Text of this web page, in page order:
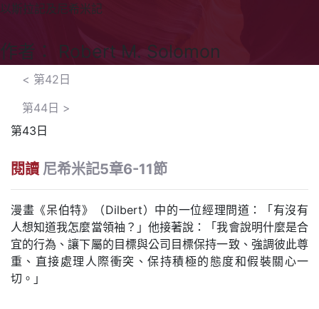
以斯拉記及尼希米記
作者： Robert M. Solomon
< 第42日
第44日 >
第43日
閱讀 尼希米記5章6-11節
漫畫《呆伯特》（Dilbert）中的一位經理問道：「有沒有
人想知道我怎麼當領袖？」他接著說：「我會說明什麼是合
宜的行為、讓下屬的目標與公司目標保持一致、強調彼此尊
重、直接處理人際衝突、保持積極的態度和假裝關心一
切。」